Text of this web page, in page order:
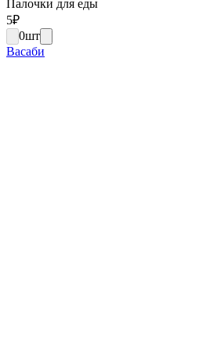
Палочки для еды
5₽
0шт
Васаби